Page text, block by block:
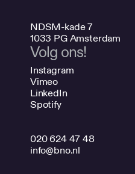
NDSM-kade 7
1033 PG Amsterdam
Volg ons!
Instagram
Vimeo
LinkedIn
Spotify
020 624 47 48
info@bno.nl